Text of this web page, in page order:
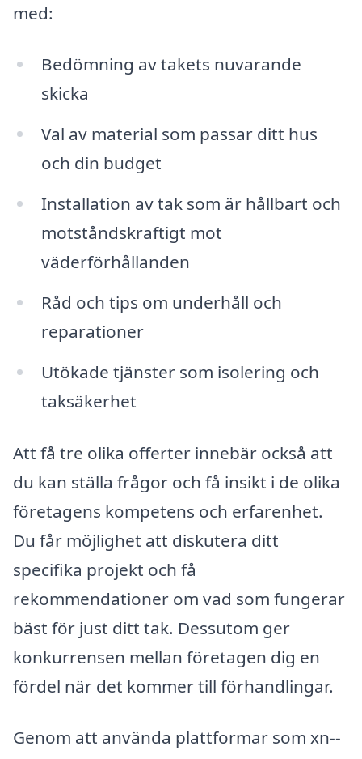
med:
Bedömning av takets nuvarande
skicka
Val av material som passar ditt hus
och din budget
Installation av tak som är hållbart och
motståndskraftigt mot
väderförhållanden
Råd och tips om underhåll och
reparationer
Utökade tjänster som isolering och
taksäkerhet
Att få tre olika offerter innebär också att
du kan ställa frågor och få insikt i de olika
företagens kompetens och erfarenhet.
Du får möjlighet att diskutera ditt
specifika projekt och få
rekommendationer om vad som fungerar
bäst för just ditt tak. Dessutom ger
konkurrensen mellan företagen dig en
fördel när det kommer till förhandlingar.
Genom att använda plattformar som xn--